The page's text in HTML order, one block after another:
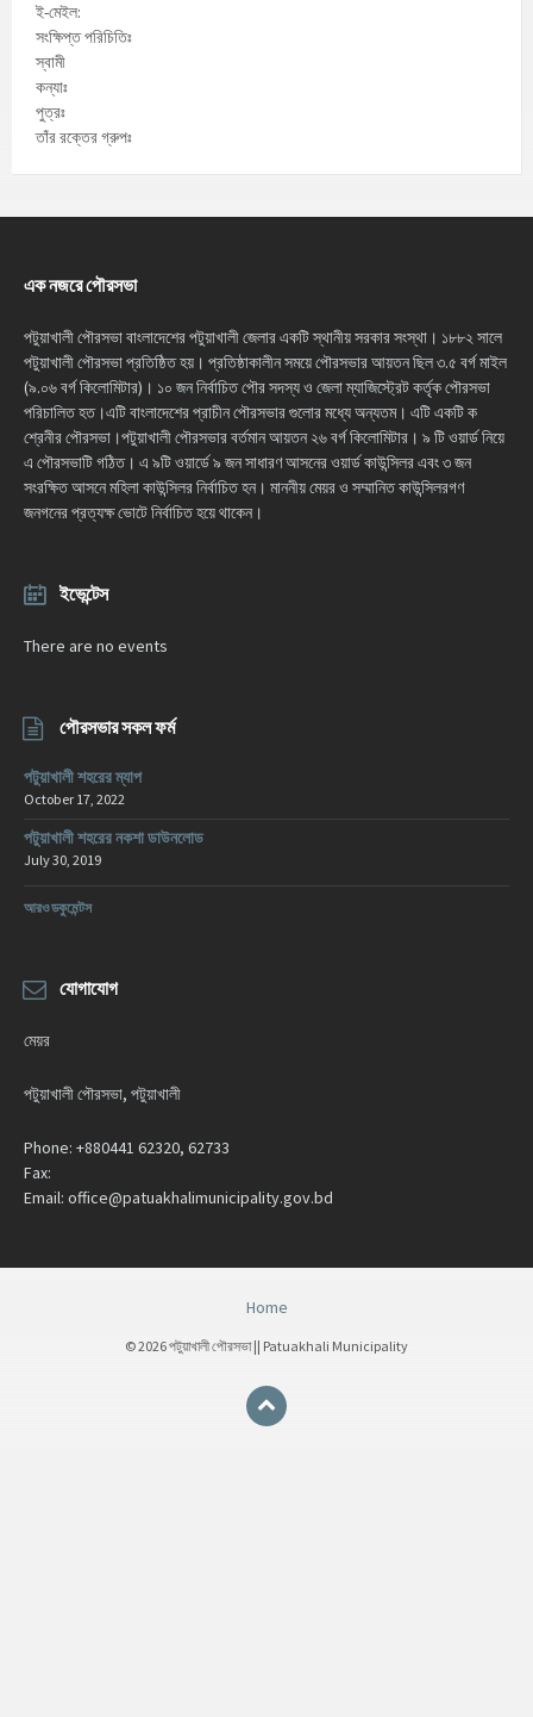
ই-মেইল:
সংক্ষিপ্ত পরিচিতিঃ
স্বামী
কন্যাঃ
পুত্রঃ
তাঁর রক্তের গ্রুপঃ
এক নজরে পৌরসভা
পটুয়াখালী পৌরসভা বাংলাদেশের পটুয়াখালী জেলার একটি স্থানীয় সরকার সংস্থা। ১৮৮২ সালে
পটুয়াখালী পৌরসভা প্রতিষ্ঠিত হয়। প্রতিষ্ঠাকালীন সময়ে পৌরসভার আয়তন ছিল ৩.৫ বর্গ মাইল
(৯.০৬ বর্গ কিলোমিটার)। ১০ জন নির্বাচিত পৌর সদস্য ও জেলা ম্যাজিস্ট্রেট কর্তৃক পৌরসভা
পরিচালিত হত।এটি বাংলাদেশের প্রাচীন পৌরসভার গুলোর মধ্যে অন্যতম। এটি একটি ক
শ্রেনীর পৌরসভা।পটুয়াখালী পৌরসভার বর্তমান আয়তন ২৬ বর্গ কিলোমিটার। ৯ টি ওয়ার্ড নিয়ে
এ পৌরসভাটি গঠিত। এ ৯টি ওয়ার্ডে ৯ জন সাধারণ আসনের ওয়ার্ড কাউন্সিলর এবং ৩ জন
সংরক্ষিত আসনে মহিলা কাউন্সিলর নির্বাচিত হন। মাননীয় মেয়র ও সম্মানিত কাউন্সিলরগণ
জনগনের প্রত্যক্ষ ভোটে নির্বাচিত হয়ে থাকেন।
ইভেন্টেস
There are no events
পৌরসভার সকল ফর্ম
পটুয়াখালী শহরের ম্যাপ
October 17, 2022
পটুয়াখালী শহরের নকশা ডাউনলোড
July 30, 2019
আরও ডকুমেন্টস
যোগাযোগ
মেয়র
পটুয়াখালী পৌরসভা, পটুয়াখালী
Phone: +880441 62320, 62733
Fax:
Email: office@patuakhalimunicipality.gov.bd
Home
© 2026 পটুয়াখালী পৌরসভা || Patuakhali Municipality